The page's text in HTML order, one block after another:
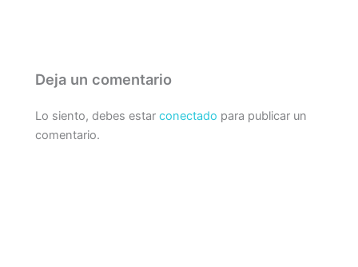
Deja un comentario
Lo siento, debes estarconectado para publicar un
comentario.